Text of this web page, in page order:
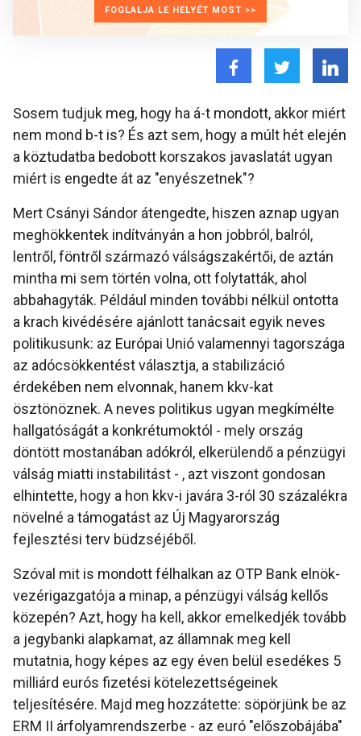
FOGLALJA LE HELYÉT MOST >>
Sosem tudjuk meg, hogy ha á-t mondott, akkor miért
nem mond b-t is? És azt sem, hogy a múlt hét elején
a köztudatba bedobott korszakos javaslatát ugyan
miért is engedte át az "enyészetnek"?
Mert Csányi Sándor átengedte, hiszen aznap ugyan
meghökkentek indítványán a hon jobbról, balról,
lentről, föntről származó válságszakértői, de aztán
mintha mi sem történ volna, ott folytatták, ahol
abbahagyták. Például minden további nélkül ontotta
a krach kivédésére ajánlott tanácsait egyik neves
politikusunk: az Európai Unió valamennyi tagországa
az adócsökkentést választja, a stabilizáció
érdekében nem elvonnak, hanem kkv-kat
ösztönöznek. A neves politikus ugyan megkímélte
hallgatóságát a konkrétumoktól - mely ország
döntött mostanában adókról, elkerülendő a pénzügyi
válság miatti instabilitást - , azt viszont gondosan
elhintette, hogy a hon kkv-i javára 3-ról 30 százalékra
növelné a támogatást az Új Magyarország
fejlesztési terv büdzséjéből.
Szóval mit is mondott félhalkan az OTP Bank elnök-
vezérigazgatója a minap, a pénzügyi válság kellős
közepén? Azt, hogy ha kell, akkor emelkedjék tovább
a jegybanki alapkamat, az államnak meg kell
mutatnia, hogy képes az egy éven belül esedékes 5
milliárd eurós fizetési kötelezettségeinek
teljesítésére. Majd meg hozzátette: söpörjünk be az
ERM II árfolyamrendszerbe - az euró "előszobájába"